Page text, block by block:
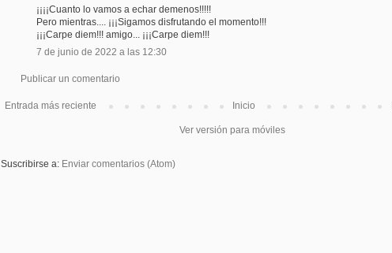
¡¡¡¡Cuanto lo vamos a echar demenos!!!!!
Pero mientras.... ¡¡¡Sigamos disfrutando el momento!!!
¡¡¡Carpe diem!!! amigo... ¡¡¡Carpe diem!!!
7 de junio de 2022 a las 12:30
Publicar un comentario
Entrada más reciente Inicio
Ver versión para móviles
Suscribirse a: Enviar comentarios (Atom)